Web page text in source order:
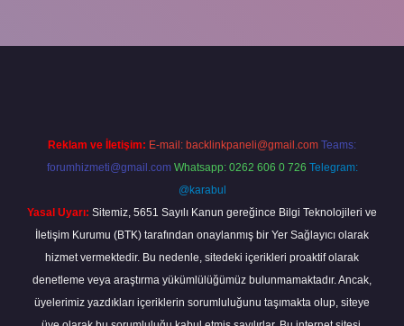
Reklam ve İletişim: E-mail: backlinkpaneli@gmail.com Teams:
forumhizmeti@gmail.com Whatsapp: 0262 606 0 726 Telegram:
@karabul
Yasal Uyarı: Sitemiz, 5651 Sayılı Kanun gereğince Bilgi Teknolojileri ve
İletişim Kurumu (BTK) tarafından onaylanmış bir Yer Sağlayıcı olarak
hizmet vermektedir. Bu nedenle, sitedeki içerikleri proaktif olarak
denetleme veya araştırma yükümlülüğümüz bulunmamaktadır. Ancak,
üyelerimiz yazdıkları içeriklerin sorumluluğunu taşımakta olup, siteye